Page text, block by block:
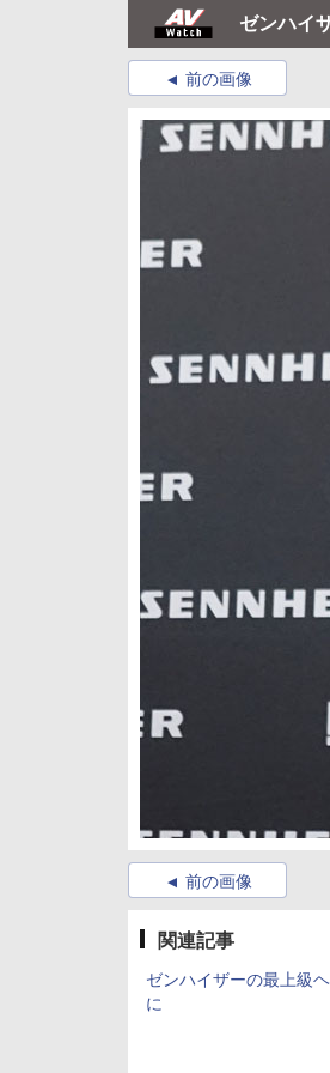
ゼンハイ
前の画像
前の画像
関連記事
ゼンハイザーの最上級
に